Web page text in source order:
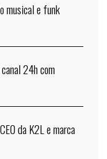
musical e funk
24h com
da K2L e marca